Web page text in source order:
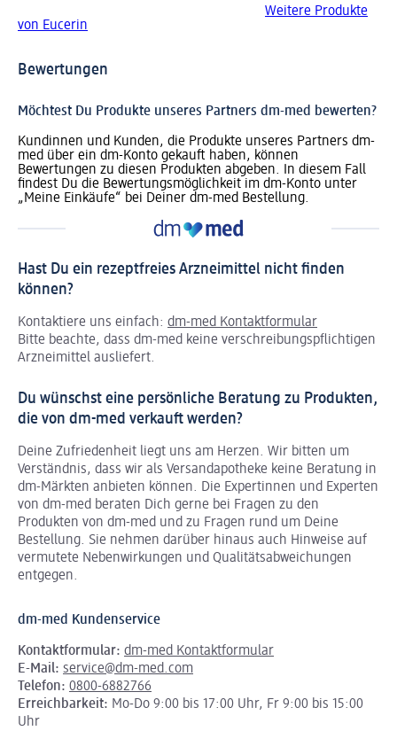
Weitere Produkte
von Eucerin
Bewertungen
Möchtest Du Produkte unseres Partners dm-med bewerten?
Kundinnen und Kunden, die Produkte unseres Partners dm-
med über ein dm-Konto gekauft haben, können
Bewertungen zu diesen Produkten abgeben. In diesem Fall
findest Du die Bewertungsmöglichkeit im dm-Konto unter
„Meine Einkäufe“ bei Deiner dm-med Bestellung.
Hast Du ein rezeptfreies Arzneimittel nicht finden
können?
Kontaktiere uns einfach: dm-med Kontaktformular
Bitte beachte, dass dm-med keine verschreibungspflichtigen
Arzneimittel ausliefert.
Du wünschst eine persönliche Beratung zu Produkten,
die von dm-med verkauft werden?
Deine Zufriedenheit liegt uns am Herzen. Wir bitten um
Verständnis, dass wir als Versandapotheke keine Beratung in
dm-Märkten anbieten können. Die Expertinnen und Experten
von dm-med beraten Dich gerne bei Fragen zu den
Produkten von dm-med und zu Fragen rund um Deine
Bestellung. Sie nehmen darüber hinaus auch Hinweise auf
vermutete Nebenwirkungen und Qualitätsabweichungen
entgegen.
dm-med Kundenservice
Kontaktformular: dm-med Kontaktformular
E-Mail: service@dm-med.com
Telefon: 0800-6882766
Erreichbarkeit: Mo-Do 9:00 bis 17:00 Uhr, Fr 9:00 bis 15:00
Uhr